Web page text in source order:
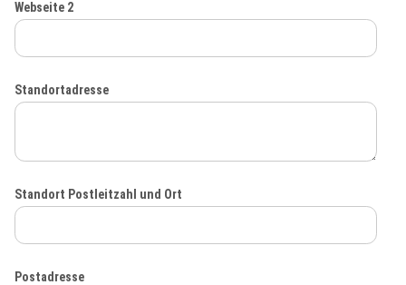
Webseite 2
Standortadresse
Standort Postleitzahl und Ort
Postadresse